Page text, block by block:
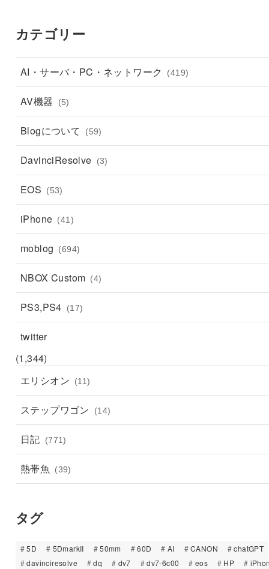
カテゴリー
AI・サーバ・PC・ネットワーク (419)
AV機器 (5)
Blogについて (59)
DavinciResolve (3)
EOS (53)
iPhone (41)
moblog (694)
NBOX Custom (4)
PS3,PS4 (17)
twitter
(1,344)
エリシオン
(11)
ステップワゴン (14)
日記 (771)
熱帯魚 (39)
タグ
5D 5DmarkII 50mm 60D AI CANON
chatGPT
davinciresolve
dq dv7 dv7-6c00 eos HP